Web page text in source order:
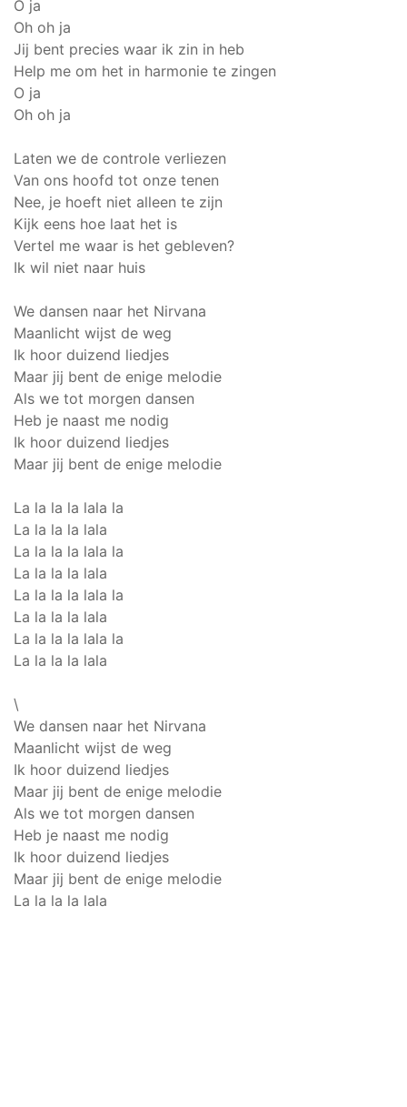
O ja
Oh oh ja
Jij bent precies waar ik zin in heb
Help me om het in harmonie te zingen
O ja
Oh oh ja
Laten we de controle verliezen
Van ons hoofd tot onze tenen
Nee, je hoeft niet alleen te zijn
Kijk eens hoe laat het is
Vertel me waar is het gebleven?
Ik wil niet naar huis
We dansen naar het Nirvana
Maanlicht wijst de weg
Ik hoor duizend liedjes
Maar jij bent de enige melodie
Als we tot morgen dansen
Heb je naast me nodig
Ik hoor duizend liedjes
Maar jij bent de enige melodie
La la la la lala la
La la la la lala
La la la la lala la
La la la la lala
La la la la lala la
La la la la lala
La la la la lala la
La la la la lala
\
We dansen naar het Nirvana
Maanlicht wijst de weg
Ik hoor duizend liedjes
Maar jij bent de enige melodie
Als we tot morgen dansen
Heb je naast me nodig
Ik hoor duizend liedjes
Maar jij bent de enige melodie
La la la la lala